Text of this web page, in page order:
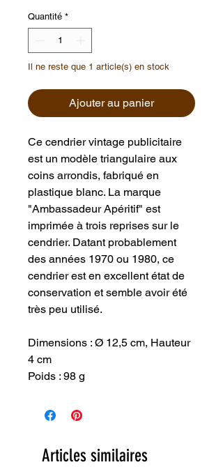
Quantité *
Il ne reste que 1 article(s) en stock
Ajouter au panier
Ce cendrier vintage publicitaire
est un modèle triangulaire aux
coins arrondis, fabriqué en
plastique blanc. La marque
"Ambassadeur Apéritif" est
imprimée à trois reprises sur le
cendrier. Datant probablement
des années 1970 ou 1980, ce
cendrier est en excellent état de
conservation et semble avoir été
très peu utilisé.
Dimensions : Ø 12,5 cm, Hauteur
4 cm
Poids : 98 g
Articles similaires